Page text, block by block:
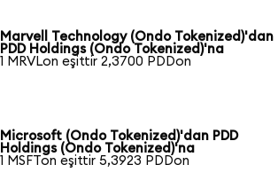
Marvell Technology (Ondo Tokenized)'dan
PDD Holdings (Ondo Tokenized)'na
1 MRVLon eşittir 2,3700 PDDon
Microsoft (Ondo Tokenized)'dan PDD
Holdings (Ondo Tokenized)'na
1 MSFTon eşittir 5,3923 PDDon